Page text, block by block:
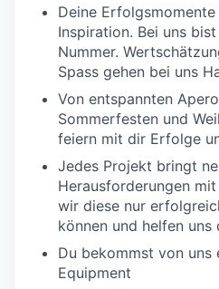
Deine
Inspiration. Bei uns
Nummer.
Spass gehen bei uns
Von entspannten
Sommerfesten und
feiern mit dir Erfolge
Jedes Projekt bringt
Herausforderungen
wir diese nur
können und helfen uns
Du bekommst von uns
Equipment